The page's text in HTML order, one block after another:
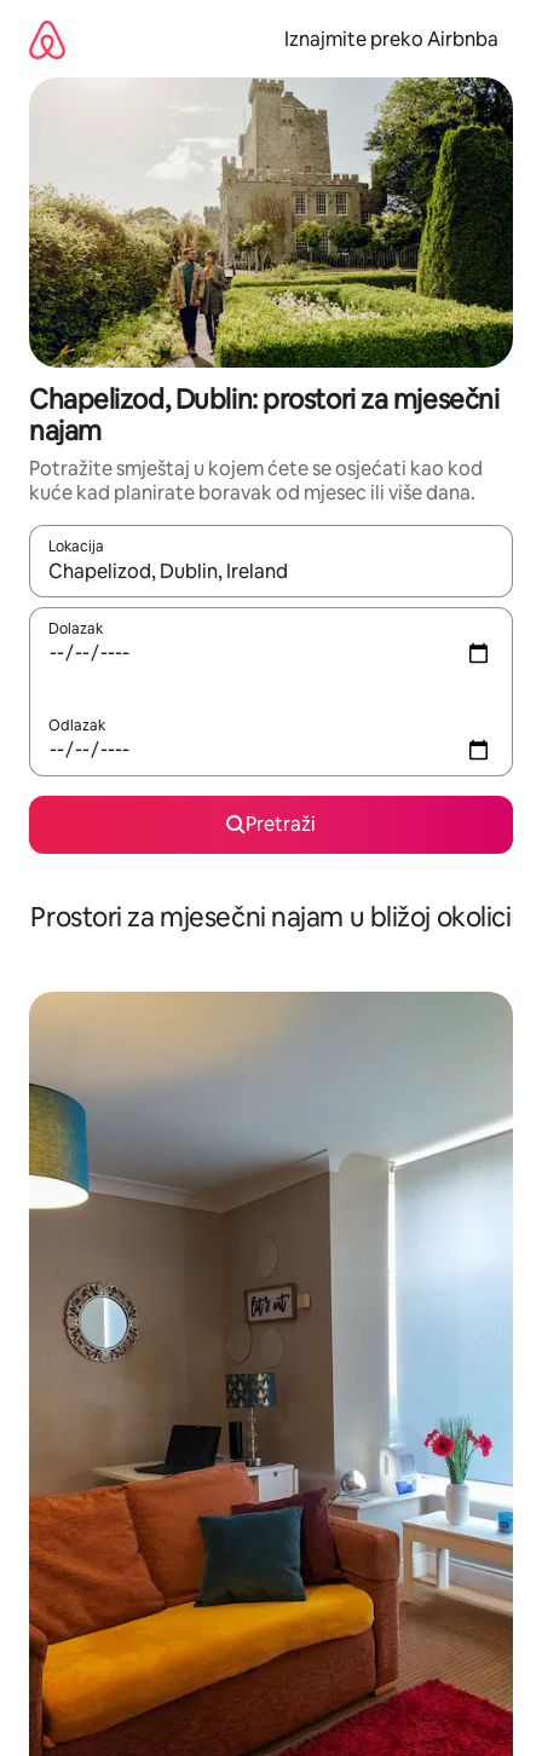
sadržaj
Iznajmite preko Airbnba
Chapelizod, Dublin: prostori za mjesečni
najam
Potražite smještaj u kojem ćete se osjećati kao kod
kuće kad planirate boravak od mjesec ili više dana.
Lokacija
Kada budu dostupni rezultati, moći ćete ih pregledati
Dolazak
Odlazak
Pretraži
Prostori za mjesečni najam u bližoj okolici